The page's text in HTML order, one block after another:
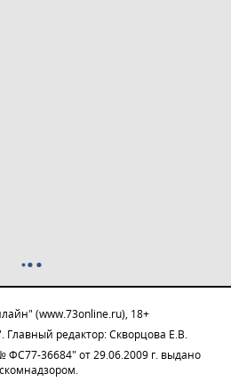
(www.73online.ru), 18+
редактор: Скворцова Е.В.
36684" от 29.06.2009 г. выдано